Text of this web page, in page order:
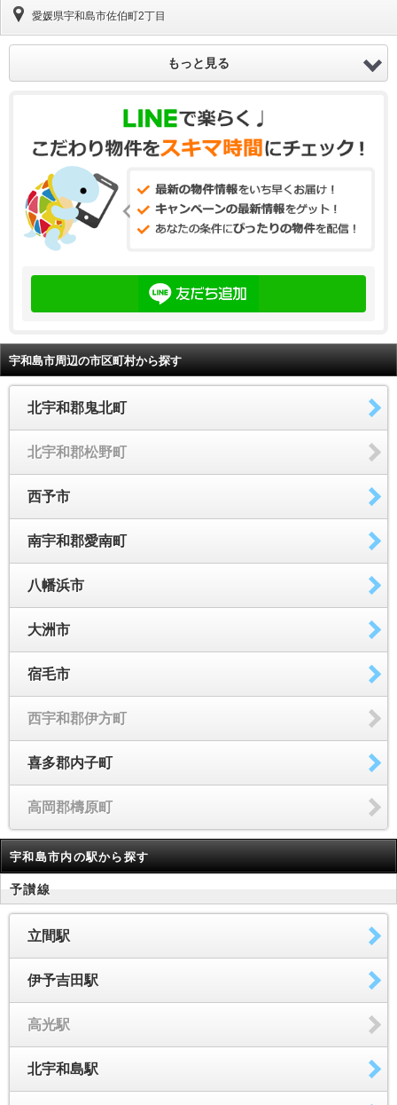
愛媛県宇和島市佐伯町2丁目
もっと見る
宇和島市周辺の市区町村から探す
北宇和郡鬼北町
北宇和郡松野町
西予市
南宇和郡愛南町
八幡浜市
大洲市
宿毛市
西宇和郡伊方町
喜多郡内子町
高岡郡檮原町
宇和島市内の駅から探す
予讃線
立間駅
伊予吉田駅
高光駅
北宇和島駅